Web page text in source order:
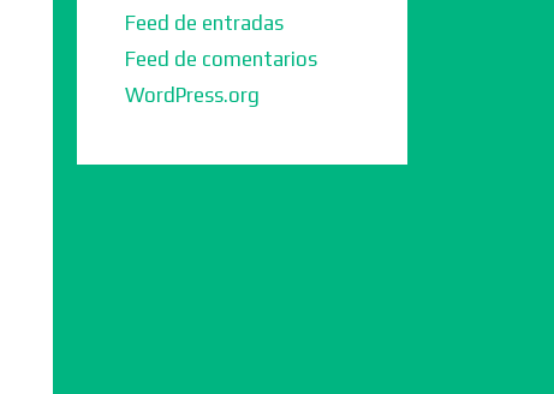
Feed de entradas
Feed de comentarios
WordPress.org